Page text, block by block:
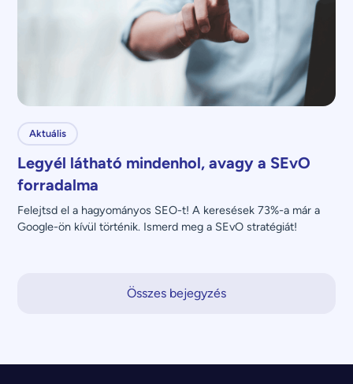
Aktuális
Legyél látható mindenhol, avagy a SEvO
forradalma
Felejtsd el a hagyományos SEO-t! A keresések 73%-a már a
Google-ön kívül történik. Ismerd meg a SEvO stratégiát!
Összes bejegyzés